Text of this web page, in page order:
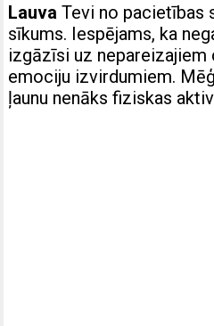
LauvaTevi no pacietības
sīkums. Iespējams, ka
izgāzīsi uz
emociju izvirdumiem.
ļaunu nenāks fiziskas